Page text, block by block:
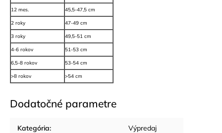
12 mes. 45,5-47,5 cm
2 roky 47-49 cm
3 roky 49,5-51 cm
4-6 rokov 51-53 cm
6,5-8 rokov 53-54 cm
>8 rokov >54 cm
Dodatočné parametre
Kategória: Výpredaj